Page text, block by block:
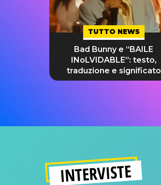
TUTTO NEWS
Bad Bunny e “BAILE
INoLVIDABLE”: testo,
traduzione e significato
INTERVISTE